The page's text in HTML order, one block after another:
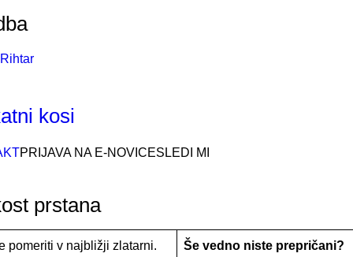
kosi
PRIJAVA NA E-NOVICESLEDI MI
prstana
pomeriti v najbližji zlatarni.
Še vedno niste prepričani?